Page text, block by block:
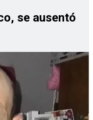
se ausentó